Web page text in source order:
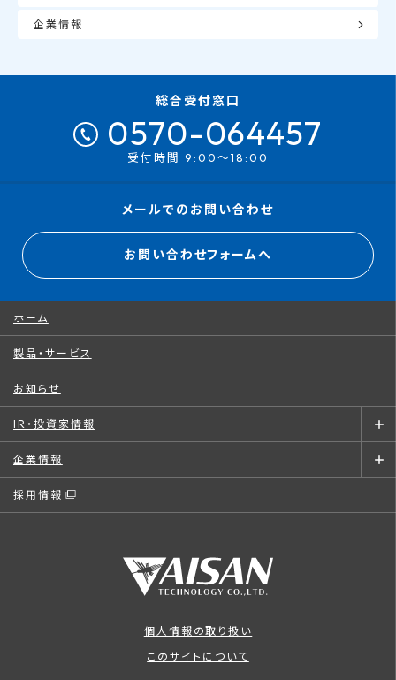
企業情報
総合受付窓口
0570-064457
受付時間 9:00～18:00
メールでのお問い合わせ
お問い合わせフォームへ
ホーム
製品・サービス
お知らせ
IR・投資家情報
企業情報
採用情報
個人情報の取り扱い
このサイトについて